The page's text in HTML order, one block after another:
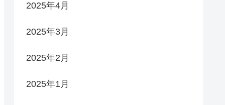
2025年4月
2025年3月
2025年2月
2025年1月